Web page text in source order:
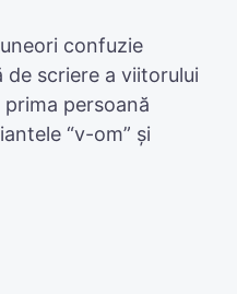
confuzie
scriere a viitorului
prima persoană
“v-om” și